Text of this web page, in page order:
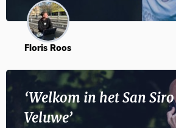
Floris Roos
‘Welkom in het San
Veluwe’